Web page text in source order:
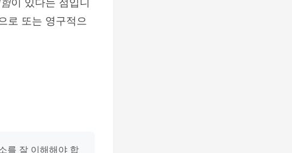
이 있다는 점입니
로 또는 영구적으
를 잘 이해해야 합